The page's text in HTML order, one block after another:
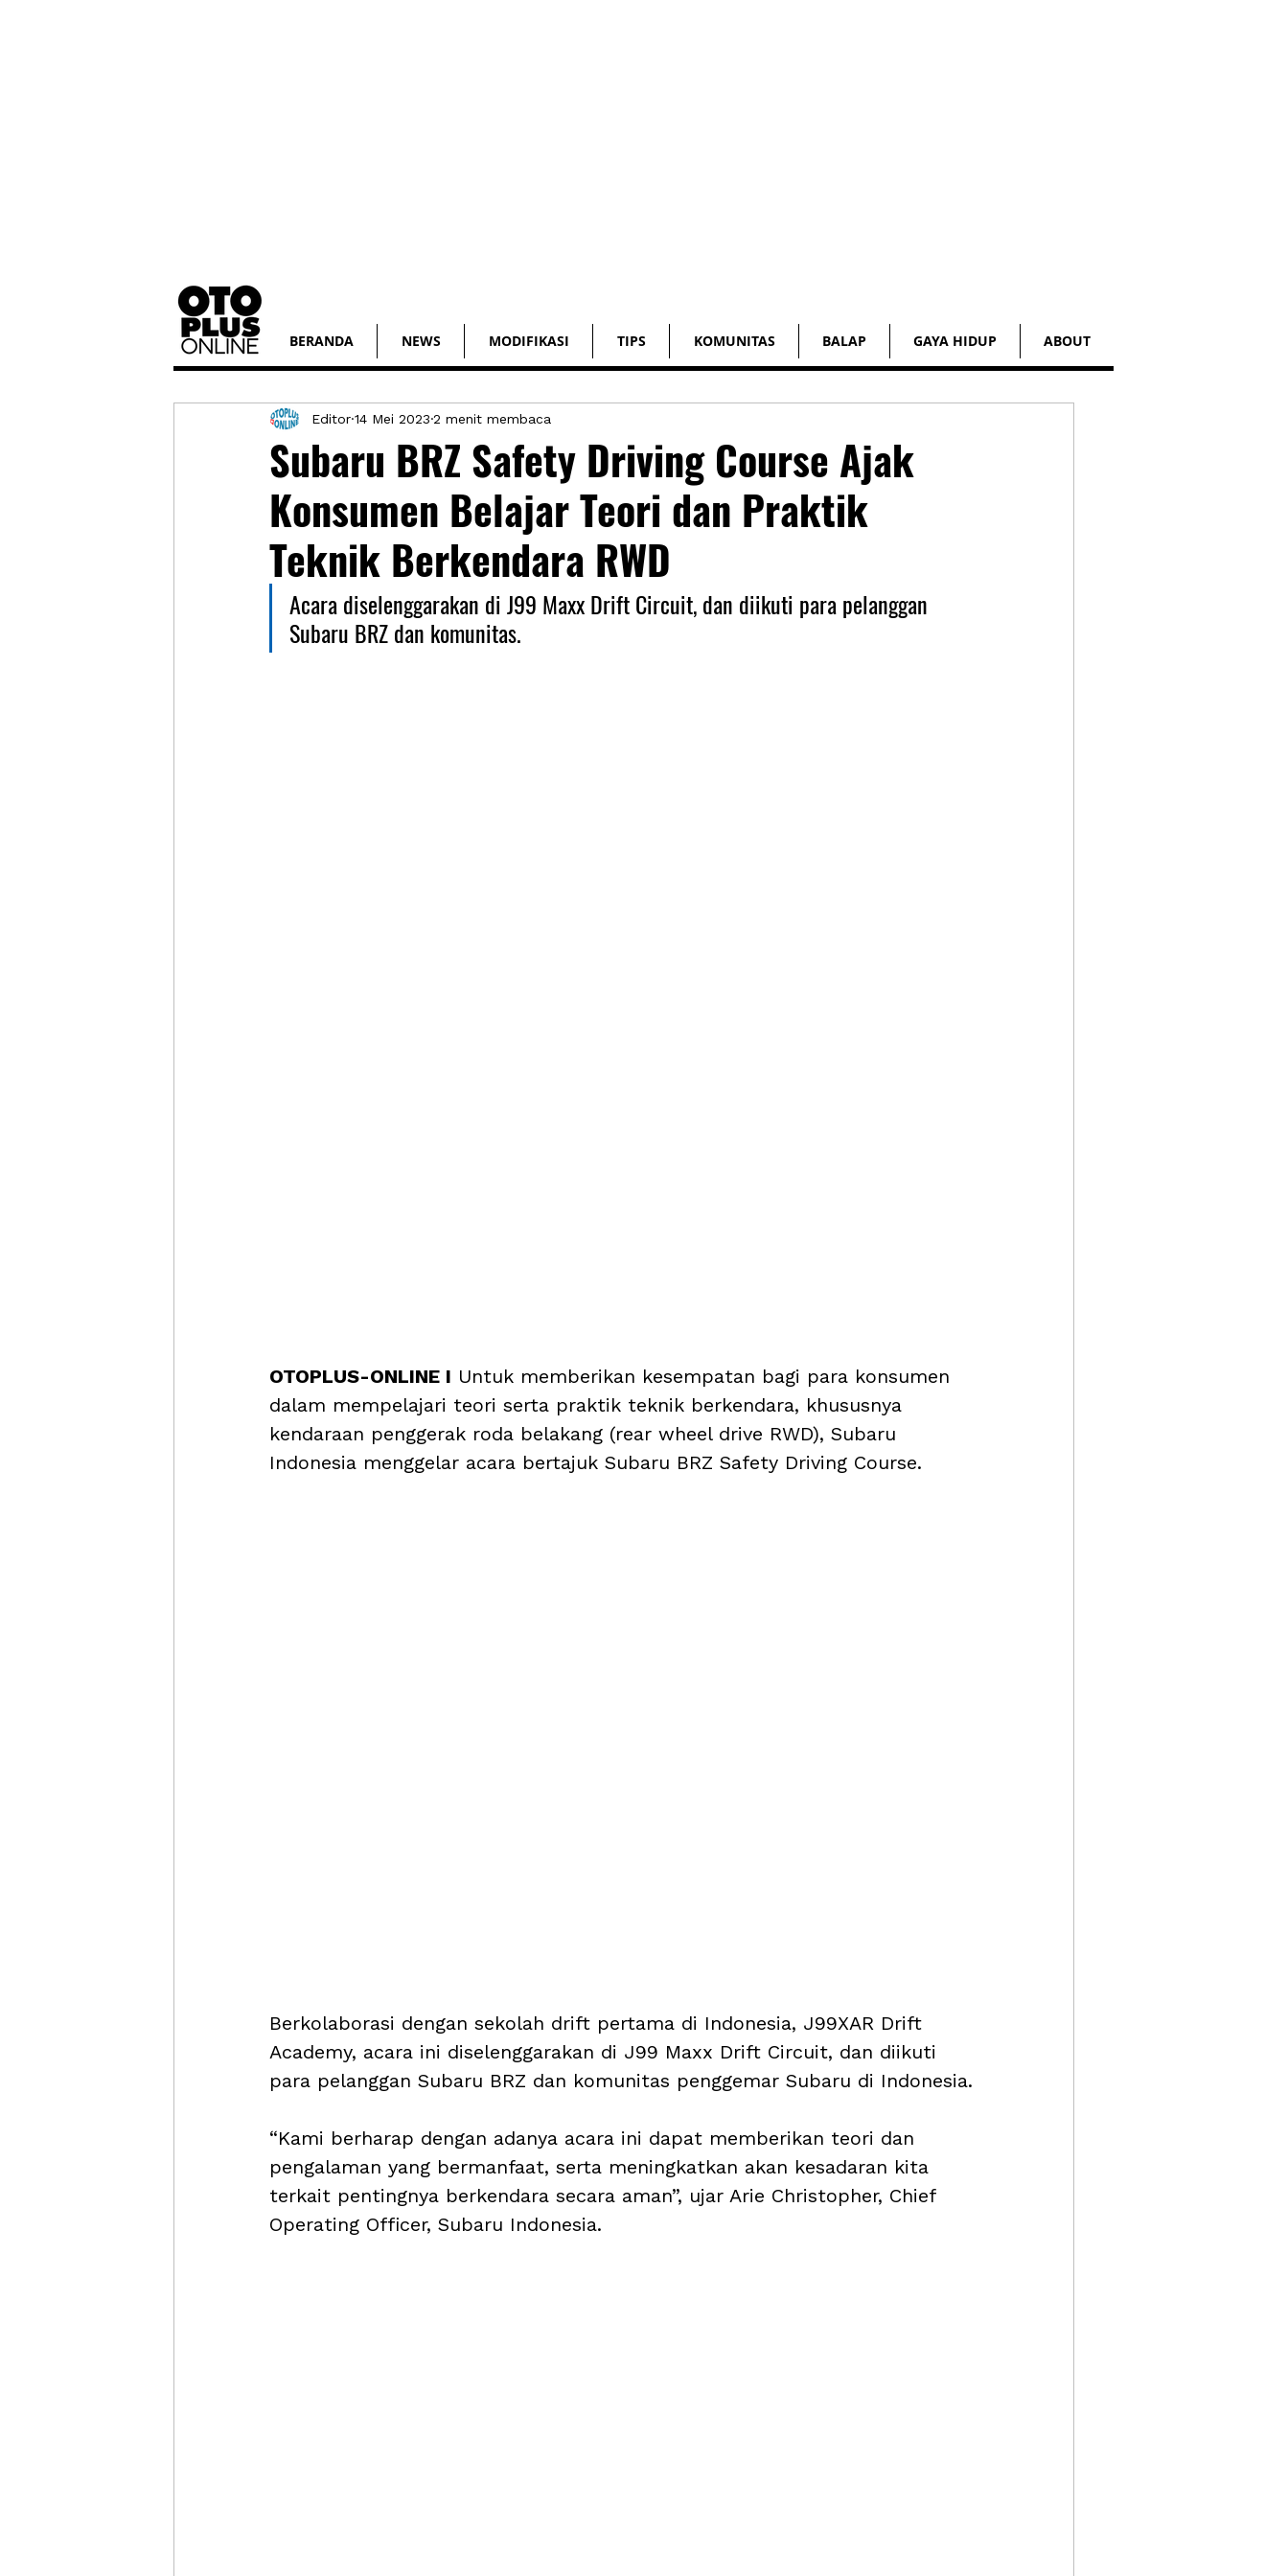
BERANDA NEWS MODIFIKASI TIPS KOMUNITAS BALAP GAYA HIDUP ABOUT
Subaru BRZ Safety Driving Course Ajak
Konsumen Belajar Teori dan Praktik
Teknik Berkendara RWD
Editor 14 Mei 2023 2 menit membaca
Acara diselenggarakan di J99 Maxx Drift Circuit, dan diikuti para pelanggan
Subaru BRZ dan komunitas.
OTOPLUS-ONLINE I Untuk memberikan kesempatan bagi para konsumen
dalam mempelajari teori serta praktik teknik berkendara, khususnya
kendaraan penggerak roda belakang (rear wheel drive RWD), Subaru
Indonesia menggelar acara bertajuk Subaru BRZ Safety Driving Course.
Berkolaborasi dengan sekolah drift pertama di Indonesia, J99XAR Drift
Academy, acara ini diselenggarakan di J99 Maxx Drift Circuit, dan diikuti
para pelanggan Subaru BRZ dan komunitas penggemar Subaru di Indonesia.
“Kami berharap dengan adanya acara ini dapat memberikan teori dan
pengalaman yang bermanfaat, serta meningkatkan akan kesadaran kita
terkait pentingnya berkendara secara aman”, ujar Arie Christopher, Chief
Operating Officer, Subaru Indonesia.